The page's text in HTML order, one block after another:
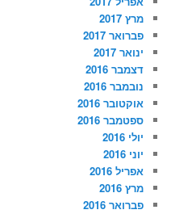
מרץ 2017
פברואר 2017
ינואר 2017
דצמבר 2016
נובמבר 2016
אוקטובר 2016
ספטמבר 2016
יולי 2016
יוני 2016
אפריל 2016
מרץ 2016
פברואר 2016